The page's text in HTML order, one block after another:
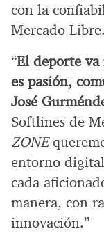
con la
Mercado Libre.
“El deporte
es pasión,
José
Softlines de
ZONE
entorno
cada
manera, con
innovación.”